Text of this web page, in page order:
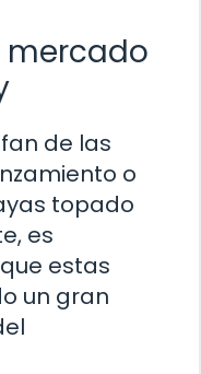
mercado
de las
o
topado
es
estas
un gran